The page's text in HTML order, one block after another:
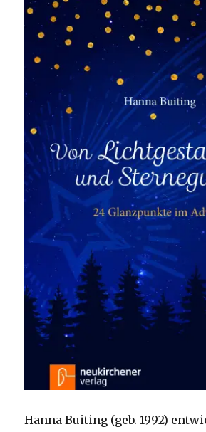
Hanna Buiting (geb. 1992)